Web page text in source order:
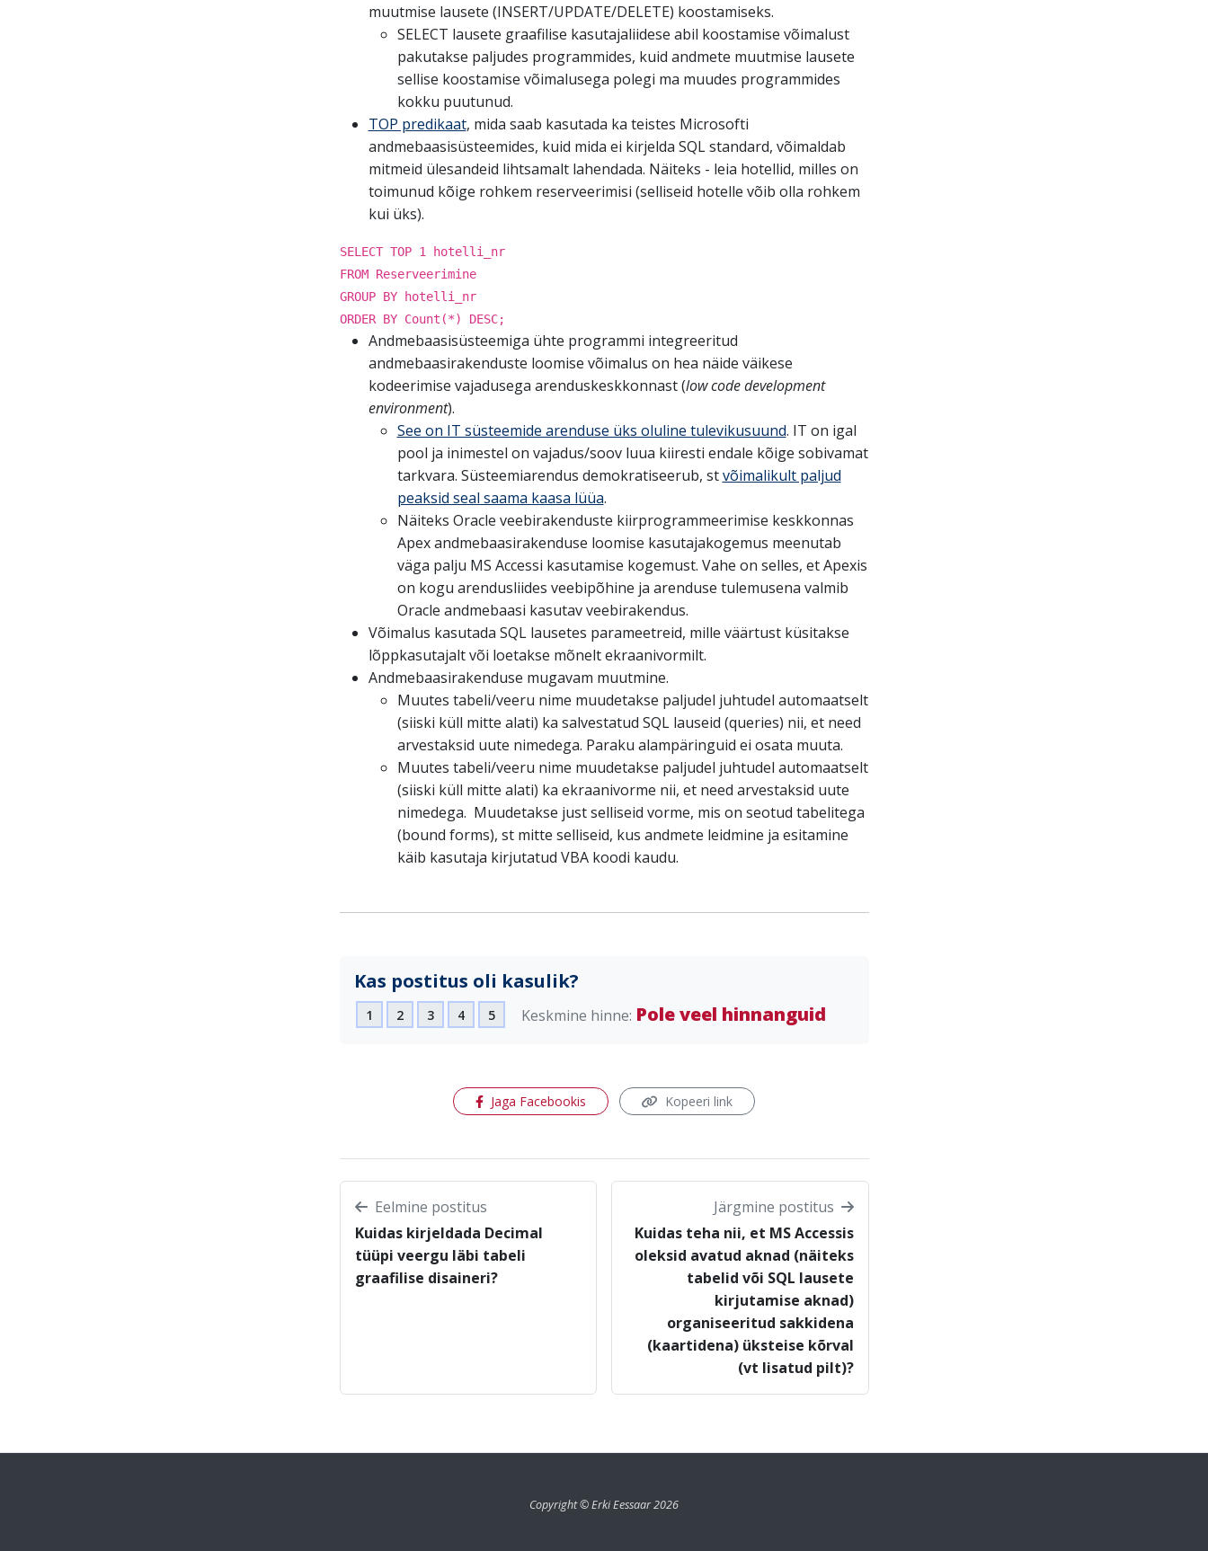
muutmise lausete (INSERT/UPDATE/DELETE) koostamiseks.
SELECT lausete graafilise kasutajaliidese abil koostamise võimalust
pakutakse paljudes programmides, kuid andmete muutmise lausete
sellise koostamise võimalusega polegi ma muudes programmides
kokku puutunud.
TOP predikaat, mida saab kasutada ka teistes Microsofti
andmebaasisüsteemides, kuid mida ei kirjelda SQL standard, võimaldab
mitmeid ülesandeid lihtsamalt lahendada. Näiteks - leia hotellid, milles on
toimunud kõige rohkem reserveerimisi (selliseid hotelle võib olla rohkem
kui üks).
SELECT TOP 1 hotelli_nr
FROM Reserveerimine
GROUP BY hotelli_nr
ORDER BY Count(*) DESC;
Andmebaasisüsteemiga ühte programmi integreeritud
andmebaasirakenduste loomise võimalus on hea näide väikese
kodeerimise vajadusega arenduskeskkonnast (low code development
environment).
See on IT süsteemide arenduse üks oluline tulevikusuund. IT on igal
pool ja inimestel on vajadus/soov luua kiiresti endale kõige sobivamat
tarkvara. Süsteemiarendus demokratiseerub, stvõimalikult paljud
peaksid seal saama kaasa lüüa.
Näiteks Oracle veebirakenduste kiirprogrammeerimise keskkonnas
Apex andmebaasirakenduse loomise kasutajakogemus meenutab
väga palju MS Accessi kasutamise kogemust. Vahe on selles, et Apexis
on kogu arendusliides veebipõhine ja arenduse tulemusena valmib
Oracle andmebaasi kasutav veebirakendus.
Võimalus kasutada SQL lausetes parameetreid, mille väärtust küsitakse
lõppkasutajalt või loetakse mõnelt ekraanivormilt.
Andmebaasirakenduse mugavam muutmine.
Muutes tabeli/veeru nime muudetakse paljudel juhtudel automaatselt
(siiski küll mitte alati) ka salvestatud SQL lauseid (queries) nii, et need
arvestaksid uute nimedega. Paraku alampäringuid ei osata muuta.
Muutes tabeli/veeru nime muudetakse paljudel juhtudel automaatselt
(siiski küll mitte alati) ka ekraanivorme nii, et need arvestaksid uute
nimedega. Muudetakse just selliseid vorme, mis on seotud tabelitega
(bound forms), st mitte selliseid, kus andmete leidmine ja esitamine
käib kasutaja kirjutatud VBA koodi kaudu.
Kas postitus oli kasulik?
1 2 3 4 5 Keskmine hinne: Pole veel hinnanguid
Jaga Facebookis (avaneb uues aknas)
Kopeeri link
Eelmine postitus
Kuidas kirjeldada Decimal
tüüpi veergu läbi tabeli
graafilise disaineri?
Järgmine postitus
Kuidas teha nii, et MS Accessis
oleksid avatud aknad (näiteks
tabelid või SQL lausete
kirjutamise aknad)
organiseeritud sakkidena
(kaartidena) üksteise kõrval
(vt lisatud pilt)?
Copyright © Erki Eessaar 2026